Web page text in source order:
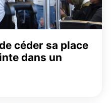
céder sa place
dans un